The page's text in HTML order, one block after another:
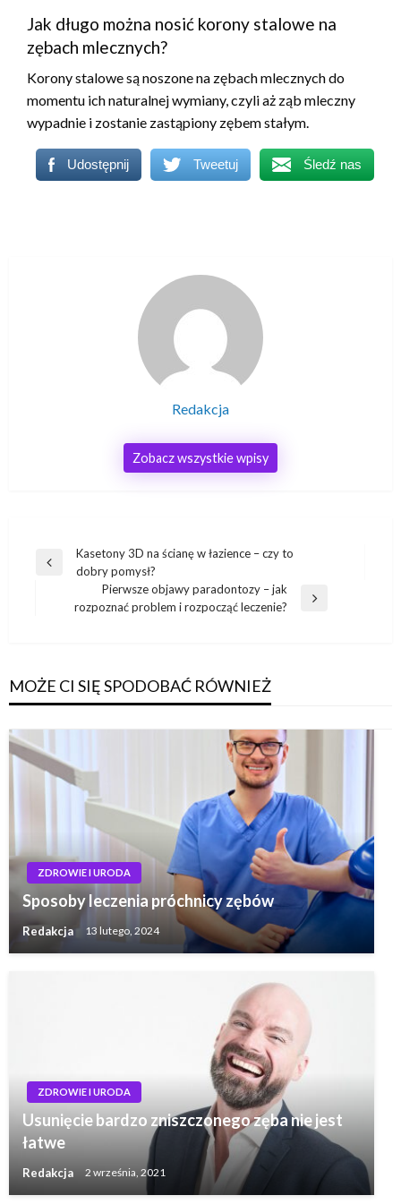
Jak długo można nosić korony stalowe na
zębach mlecznych?
Korony stalowe są noszone na zębach mlecznych do
momentu ich naturalnej wymiany, czyli aż ząb mleczny
wypadnie i zostanie zastąpiony zębem stałym.
Udostępnij Tweetuj Śledź nas
Redakcja
Zobacz wszystkie wpisy
Nawigacja
wpisu
Poprzedni
Kasetony 3D na ścianę w łazience – czy to
dobry pomysł?
Następny
Pierwsze objawy paradontozy – jak
rozpoznać problem i rozpocząć leczenie?
MOŻE CI SIĘ SPODOBAĆ RÓWNIEŻ
ZDROWIE I URODA
Sposoby leczenia próchnicy zębów
Redakcja 13 lutego, 2024
ZDROWIE I URODA
Usunięcie bardzo zniszczonego zęba nie jest
łatwe
Redakcja 2 września, 2021